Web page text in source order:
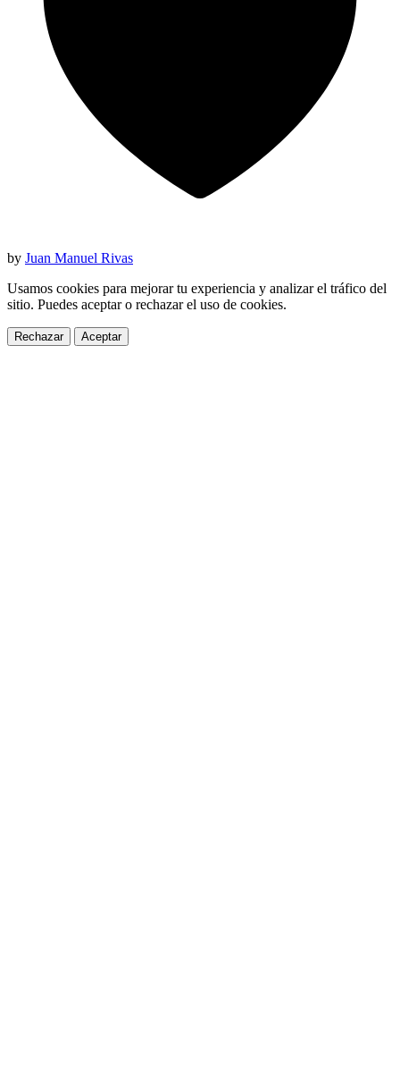
by Juan Manuel Rivas
Usamos cookies para mejorar tu experiencia y analizar el tráfico del
sitio. Puedes aceptar o rechazar el uso de cookies.
Rechazar Aceptar